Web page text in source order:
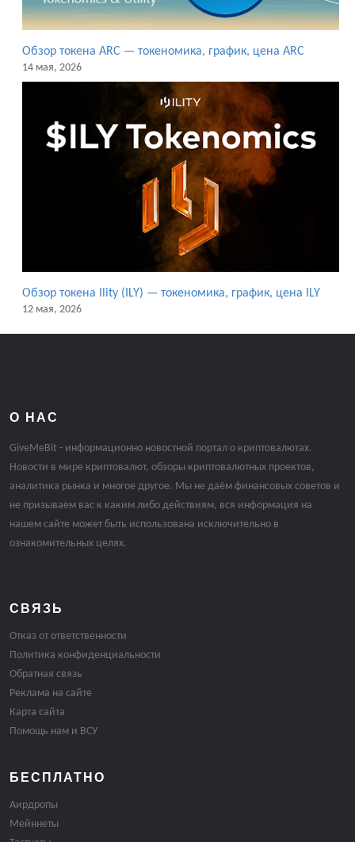
Обзор токена ARC — токеномика, график, цена ARC
14 мая, 2026
Обзор токена Ility (ILY) — токеномика, график, цена ILY
12 мая, 2026
О НАС
GiveMeBit - информационно новостной портал о криптовалютах.
Новости в мире криптовалют, обзоры криптовалютных проектов,
аналитика рынка и многое другое. Мы не даём финансовых советов и
не призываем вас к каким либо действиям, вся информация на
нашем сайте может быть использована исключительно в
ознакомительных целях.
СВЯЗЬ
Отказ от ответственности
Политика конфиденциальности
Обратная связь
Реклама на сайте
Карта сайта
Помощь нам и ВСУ
БЕСПЛАТНО
Аирдропы
Мейннеты